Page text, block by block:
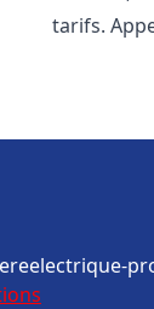
tarifs.